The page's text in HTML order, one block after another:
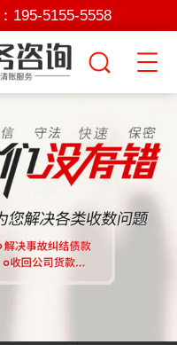
195-5155-5558